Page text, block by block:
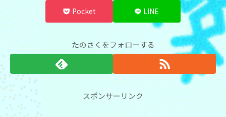
Pocket LINE
たのさくをフォローする
スポンサーリンク